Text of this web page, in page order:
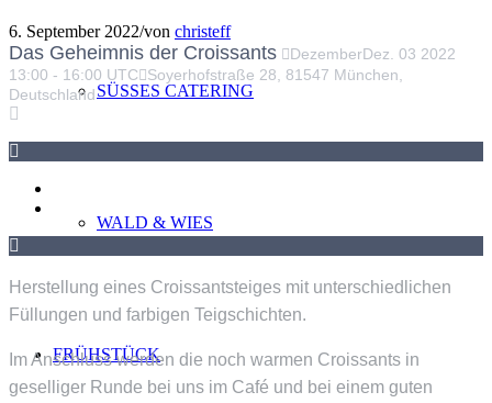
SÜSSES CATERING
WALD & WIES
FRÜHSTÜCK
6. September 2022/von christeff
Das Geheimnis der Croissants DezemberDez. 03 2022
13:00 - 16:00 UTC
Soyerhofstraße 28, 81547 München,
Deutschland
Herstellung eines Croissantsteiges mit unterschiedlichen
Füllungen und farbigen Teigschichten.
Im Anschluss werden die noch warmen Croissants in
geselliger Runde bei uns im Café und bei einem guten